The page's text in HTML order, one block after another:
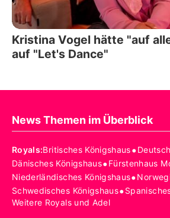
Kristina Vogel hätte "auf
auf "Let's Dance"
News Themen im Überblick
Royals:Britisches Königshaus•
Dänisches Königshaus•Fürstenhaus
Niederländisches Königshaus•
Schwedisches Königshaus•
Weitere Royals und Adel